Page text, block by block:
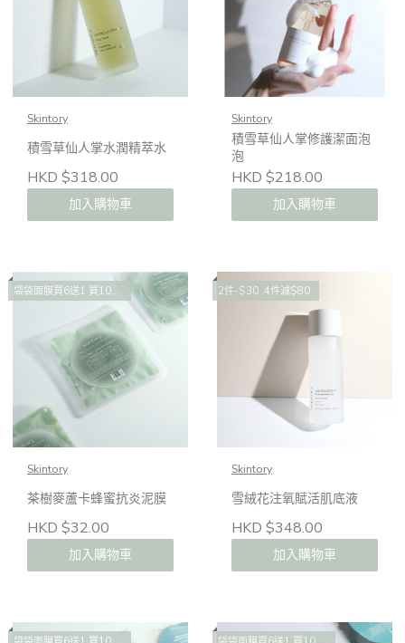
Skintory
積雪草仙人掌水潤精萃水
HKD $318.00
加入購物車
Skintory
積雪草仙人掌修護潔面泡
泡
HKD $218.00
加入購物車
袋袋面膜買6送1 買10送2 買14送4
Skintory
茶樹麥蘆卡蜂蜜抗炎泥膜
HKD $32.00
加入購物車
2件-$30 ,4件減$80
Skintory
雪絨花注氧賦活肌底液
HKD $348.00
加入購物車